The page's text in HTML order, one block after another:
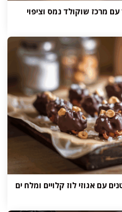
מרכז שוקולד נמס וציפוי
עם אגוזי לוז קלויים ומלח ים